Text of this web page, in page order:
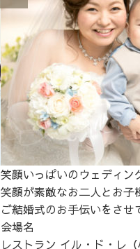
笑顔いっぱいのウェディ
笑顔が素敵なお二人とお子
ご結婚式のお手伝いをさせ
会場名
レストラン イル・ド・レ